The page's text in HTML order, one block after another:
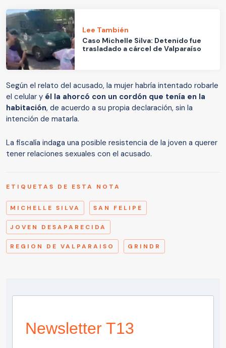
Lee También
Caso Michelle Silva: Detenido fue
trasladado a cárcel de Valparaíso
Según el relato del acusado, la mujer habría intentado robarle
el celular y él la ahorcó con un cordón que tenía en la
habitación, de acuerdo a su propia declaración, sin la
intención de matarla.
La fiscalía indaga una posible resistencia de la joven a querer
tener relaciones sexuales con el acusado.
ETIQUETAS DE ESTA NOTA
MICHELLE SILVA SAN FELIPE
JOVEN DESAPARECIDA
REGION DE VALPARAISO GRINDR
Newsletter T13